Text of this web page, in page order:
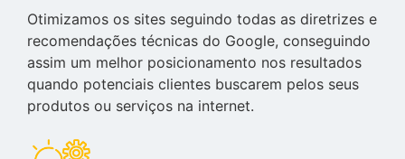
Otimizamos os sites seguindo todas as diretrizes e
recomendações técnicas do Google, conseguindo
assim um melhor posicionamento nos resultados
quando potenciais clientes buscarem pelos seus
produtos ou serviços na internet.